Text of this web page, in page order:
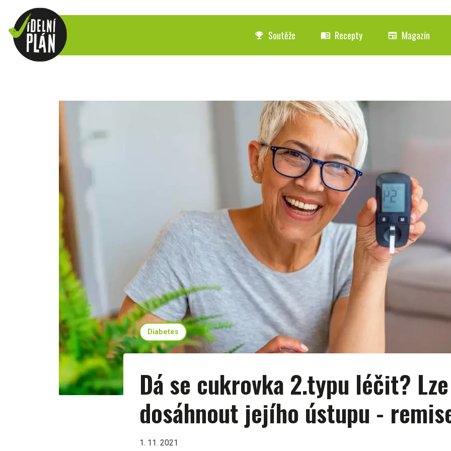
emoji_events Soutěže menu_book Recepty newspaper Magazín
Diabetes
Dá se cukrovka 2.typu léčit? Lze
dosáhnout jejího ústupu -
1. 11. 2021